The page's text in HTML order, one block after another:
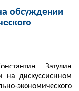
обсуждении
Затулин
на дискуссионном
экономического